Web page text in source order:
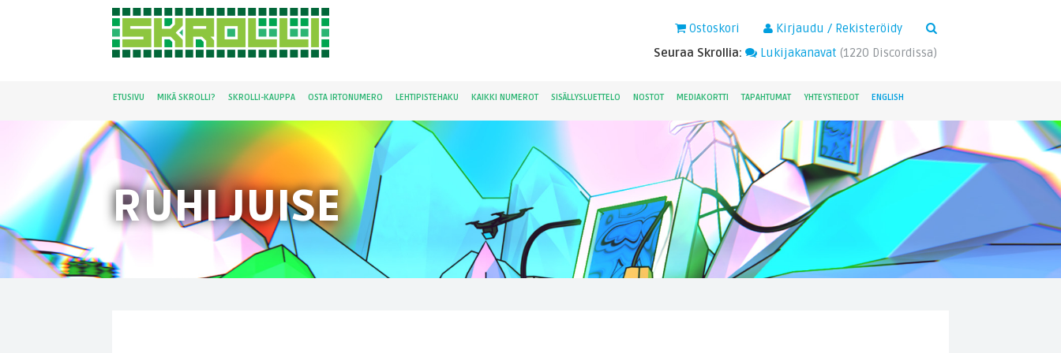
Kirjaudu / Rekisteröidy
Ostoskori
Seuraa Skrollia:
Lukijakanavat (1220 Discordissa)
ETUSIVU MIKÄ SKROLLI? SKROLLI-KAUPPA OSTA IRTONUMERO LEHTIPISTEHAKU KAIKKI NUMEROT SISÄLLYSLUETTELO NOSTOT MEDIAKORTTI TAPAHTUMAT YHTEYSTIEDOT ENGLISH
RUHI JUISE